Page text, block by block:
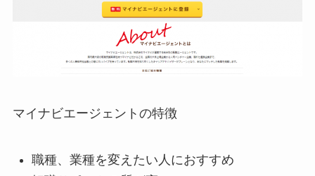
マイナビエージェントの特徴
職種、業種を変えたい人におすすめ